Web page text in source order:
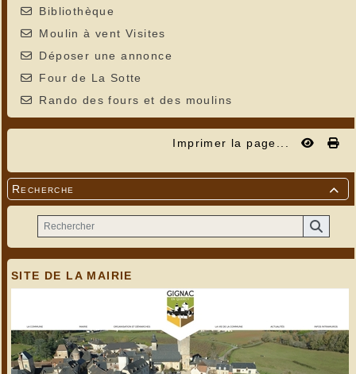
Bibliothèque
Moulin à vent Visites
Déposer une annonce
Four de La Sotte
Rando des fours et des moulins
Imprimer la page...

Recherche
SITE DE LA MAIRIE